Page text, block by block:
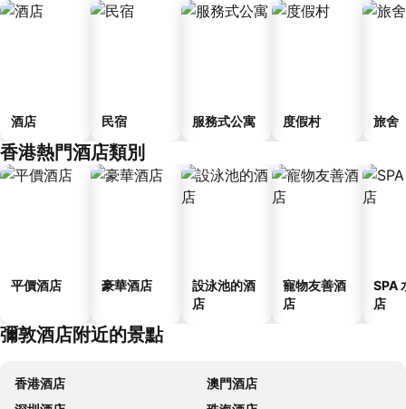
酒店 民宿 服務式公寓 度假村 旅舍
香港熱門酒店類別
平價酒店 豪華酒店
設泳池的酒
店
寵物友善酒
店
SPA
店
彌敦酒店附近的景點
香港酒店
澳門酒店